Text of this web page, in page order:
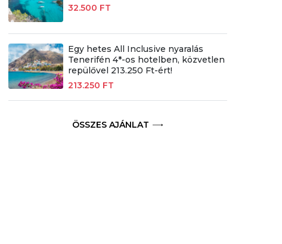
32.500 FT
Egy hetes All Inclusive nyaralás
Tenerifén 4*-os hotelben, közvetlen
repülővel 213.250 Ft-ért!
213.250 FT
ÖSSZES AJÁNLAT